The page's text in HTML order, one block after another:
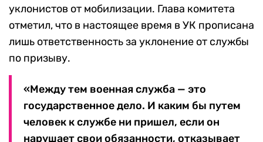
уклонистов от мобилизации. Глава комитета
отметил, что в настоящее время в УК прописана
лишь ответственность за уклонение от службы
по призыву.
«Между тем военная служба — это
государственное дело. И каким бы путем
человек к службе ни пришел, если он
нарушает свои обязанности, отказывает